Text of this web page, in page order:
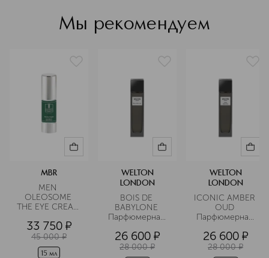
Мы рекомендуем
MBR
MEN
OLEOSOME
THE EYE CREAM
области вокруг
глаз
разглаживающий
33 750 ¤
45 000 ¤
15 мл
WELTON
LONDON
BOIS DE
BABYLONE
Парфюмерная
26 600 ¤
28 000 ¤
WELTON
LONDON
ICONIC AMBER
OUD
Парфюмерная
26 600 ¤
28 000 ¤